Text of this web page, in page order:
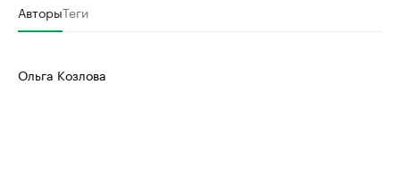
АвторыТеги
Ольга Козлова